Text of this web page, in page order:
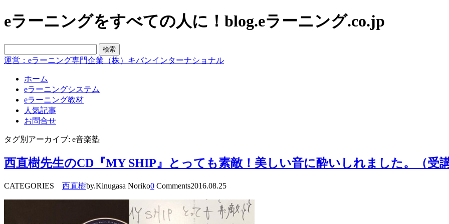
eラーニングをすべての人に！blog.eラーニング.co.jp
運営：eラーニング専門企業（株）キバンインターナショナル
ホーム
eラーニングシステム
eラーニング教材
人気記事
お問合せ
タグ別アーカイブ: e音楽塾
西直樹先生のCD『MY SHIP』とっても素敵！美しい音に酔いしれました。（受
CATEGORIES 西直樹by.Kinugasa Noriko0 Comments2016.08.25